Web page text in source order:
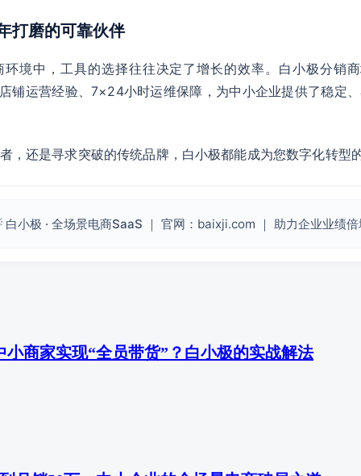
打磨的可靠伙伴
环境中，工具的选择往往决定了增长的效率。白小极分销
铺运营经验、7×24小时运维保障，为中小企业提供了稳定
，还是寻求突破的传统品牌，白小极都能成为您数字化转型
白小极 · 全场景电商SaaS ｜ 官网：baixji.com ｜ 助力企业业绩
商家实现“全员带货”？白小极的实战解法